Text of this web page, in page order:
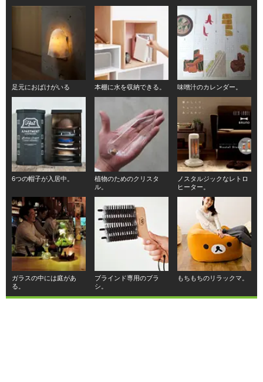
足元におばけがいる 本棚に水を収納できる。 味噌汁のカレンダー。
6つの帽子が入居中。
植物のためのクリスタ
ル。
ノスタルジックなレトロ
ヒーター。
ガラスの中には庭があ
る。
ブラインド専用のブラ
シ。
もちもちのリラックマ。